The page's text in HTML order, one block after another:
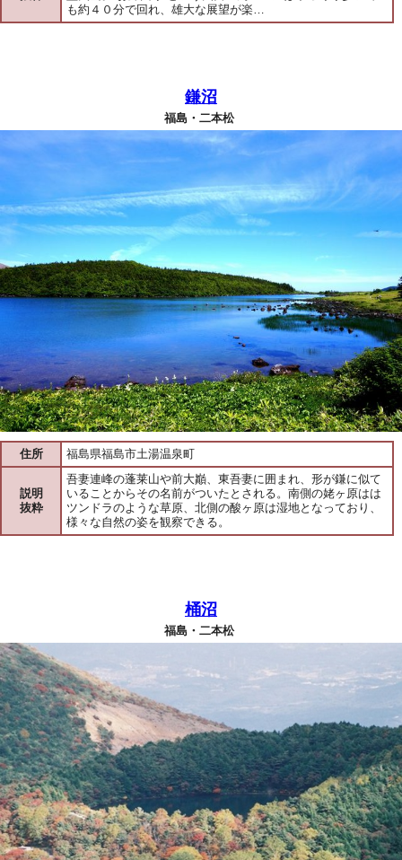
も約４０分で回れ、雄大な展望が楽…
鎌沼
福島・二本松
住所 福島県福島市土湯温泉町
説明
抜粋
吾妻連峰の蓬莱山や前大巓、東吾妻に囲まれ、形が鎌に似て
いることからその名前がついたとされる。南側の姥ヶ原はは
ツンドラのような草原、北側の酸ヶ原は湿地となっており、
様々な自然の姿を観察できる。
桶沼
福島・二本松